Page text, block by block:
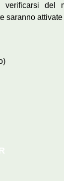
del
saranno